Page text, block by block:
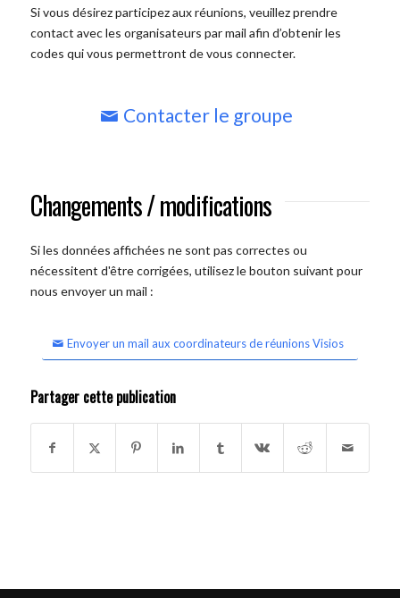
Si vous désirez participez aux réunions, veuillez prendre
contact avec les organisateurs par mail afin d’obtenir les
codes qui vous permettront de vous connecter.
Contacter le groupe
Changements / modifications
Si les données affichées ne sont pas correctes ou
nécessitent d'être corrigées, utilisez le bouton suivant pour
nous envoyer un mail :
Envoyer un mail aux coordinateurs de réunions Visios
Partager cette publication